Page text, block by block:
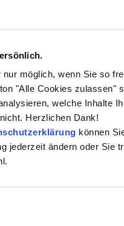
nur möglich, wenn Sie so
"Alle Cookies zulassen"
welche Inhalte
Herzlichen Dank!
können
jederzeit ändern oder Sie